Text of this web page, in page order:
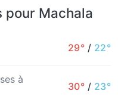
pour Machala
29° / 22°
à
30° / 23°